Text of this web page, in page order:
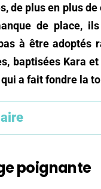
de plus en plus
de place,
à être adoptés
baptisées Kara
a fait fondre la
poignante